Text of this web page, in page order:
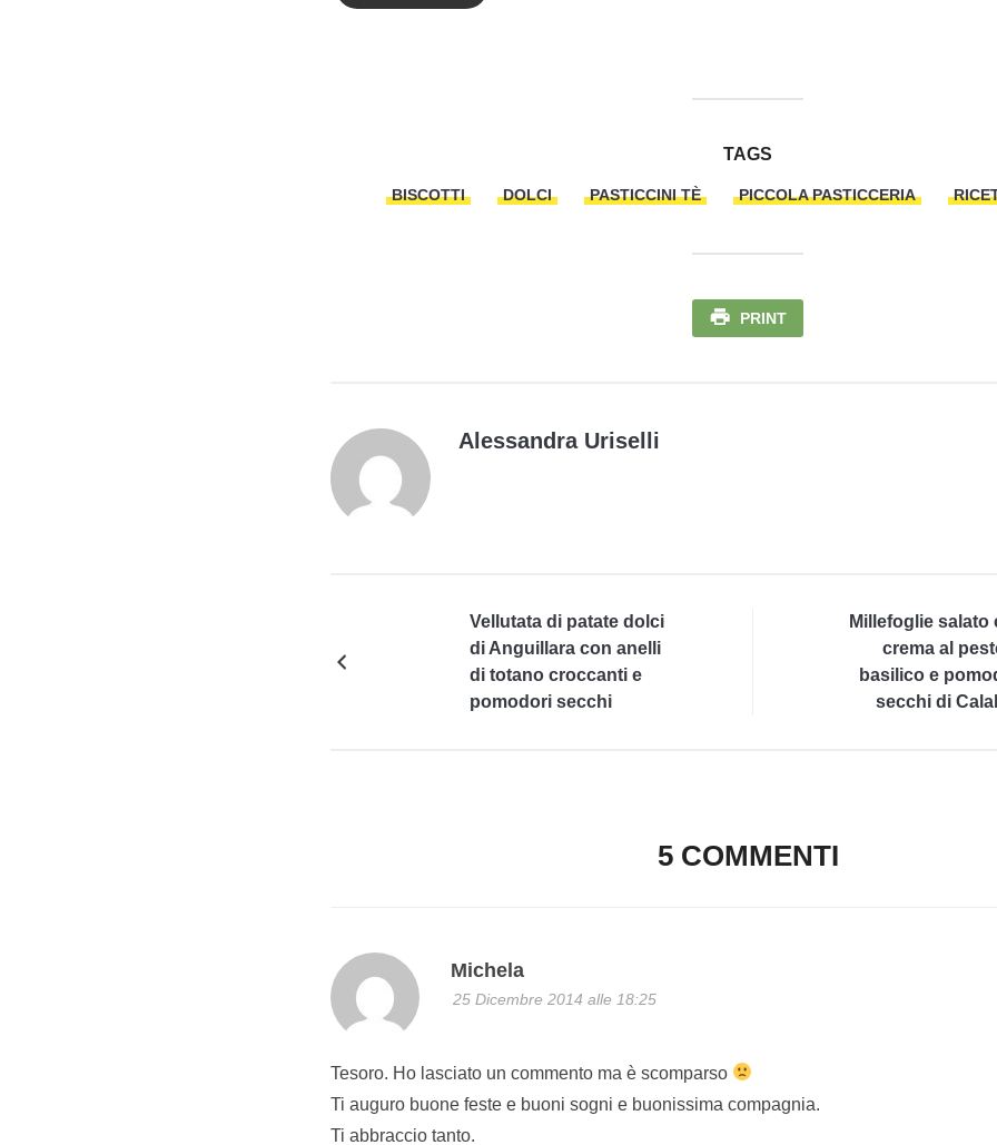
TAGS
BISCOTTI DOLCI PASTICCINI TÈ PICCOLA PASTICCERIA
PRINT
Alessandra Uriselli
Vellutata di patate dolci
di Anguillara con anelli
di totano croccanti e
pomodori secchi
Millefoglie salato
crema al
basilico e
secchi di
5 COMMENTI
Michela
25 Dicembre 2014 alle 18:25
Tesoro. Ho lasciato un commento ma è scomparso
Ti auguro buone feste e buoni sogni e buonissima compagnia.
Ti abbraccio tanto.